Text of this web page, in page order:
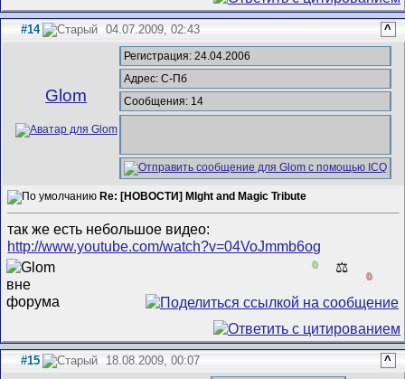
#14 04.07.2009, 02:43 ^
Glom
Регистрация: 24.04.2006
Адрес: С-Пб
Сообщения: 14
Re: [НОВОСТИ] MIght and Magic Tribute
так же есть небольшое видео:
http://www.youtube.com/watch?v=04VoJmmb6og
0 ⚖️
0
#15 18.08.2009, 00:07 ^